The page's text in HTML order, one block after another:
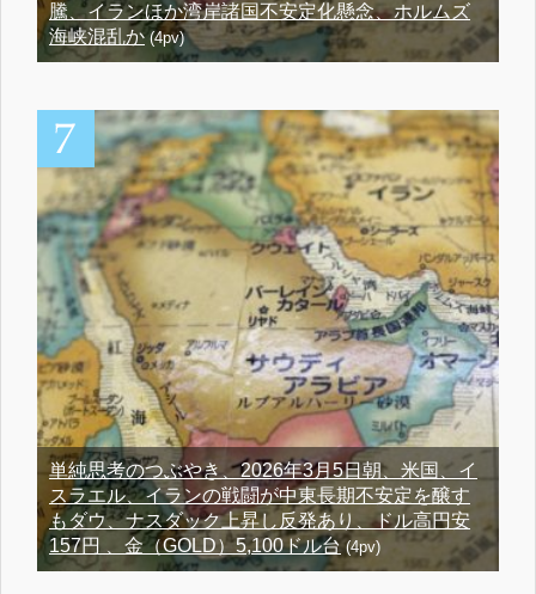
騰、イランほか湾岸諸国不安定化懸念、ホルムズ
海峡混乱か(4pv)
単純思考のつぶやき、2026年3月5日朝、米国、イ
スラエル、イランの戦闘が中東長期不安定を醸す
もダウ、ナスダック上昇し反発あり、ドル高円安
157円 、金（GOLD）5,100ドル台(4pv)